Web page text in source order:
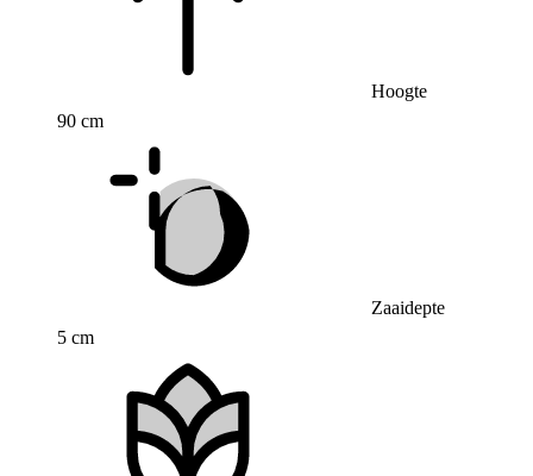
Hoogte
90 cm
Zaaidepte
5 cm